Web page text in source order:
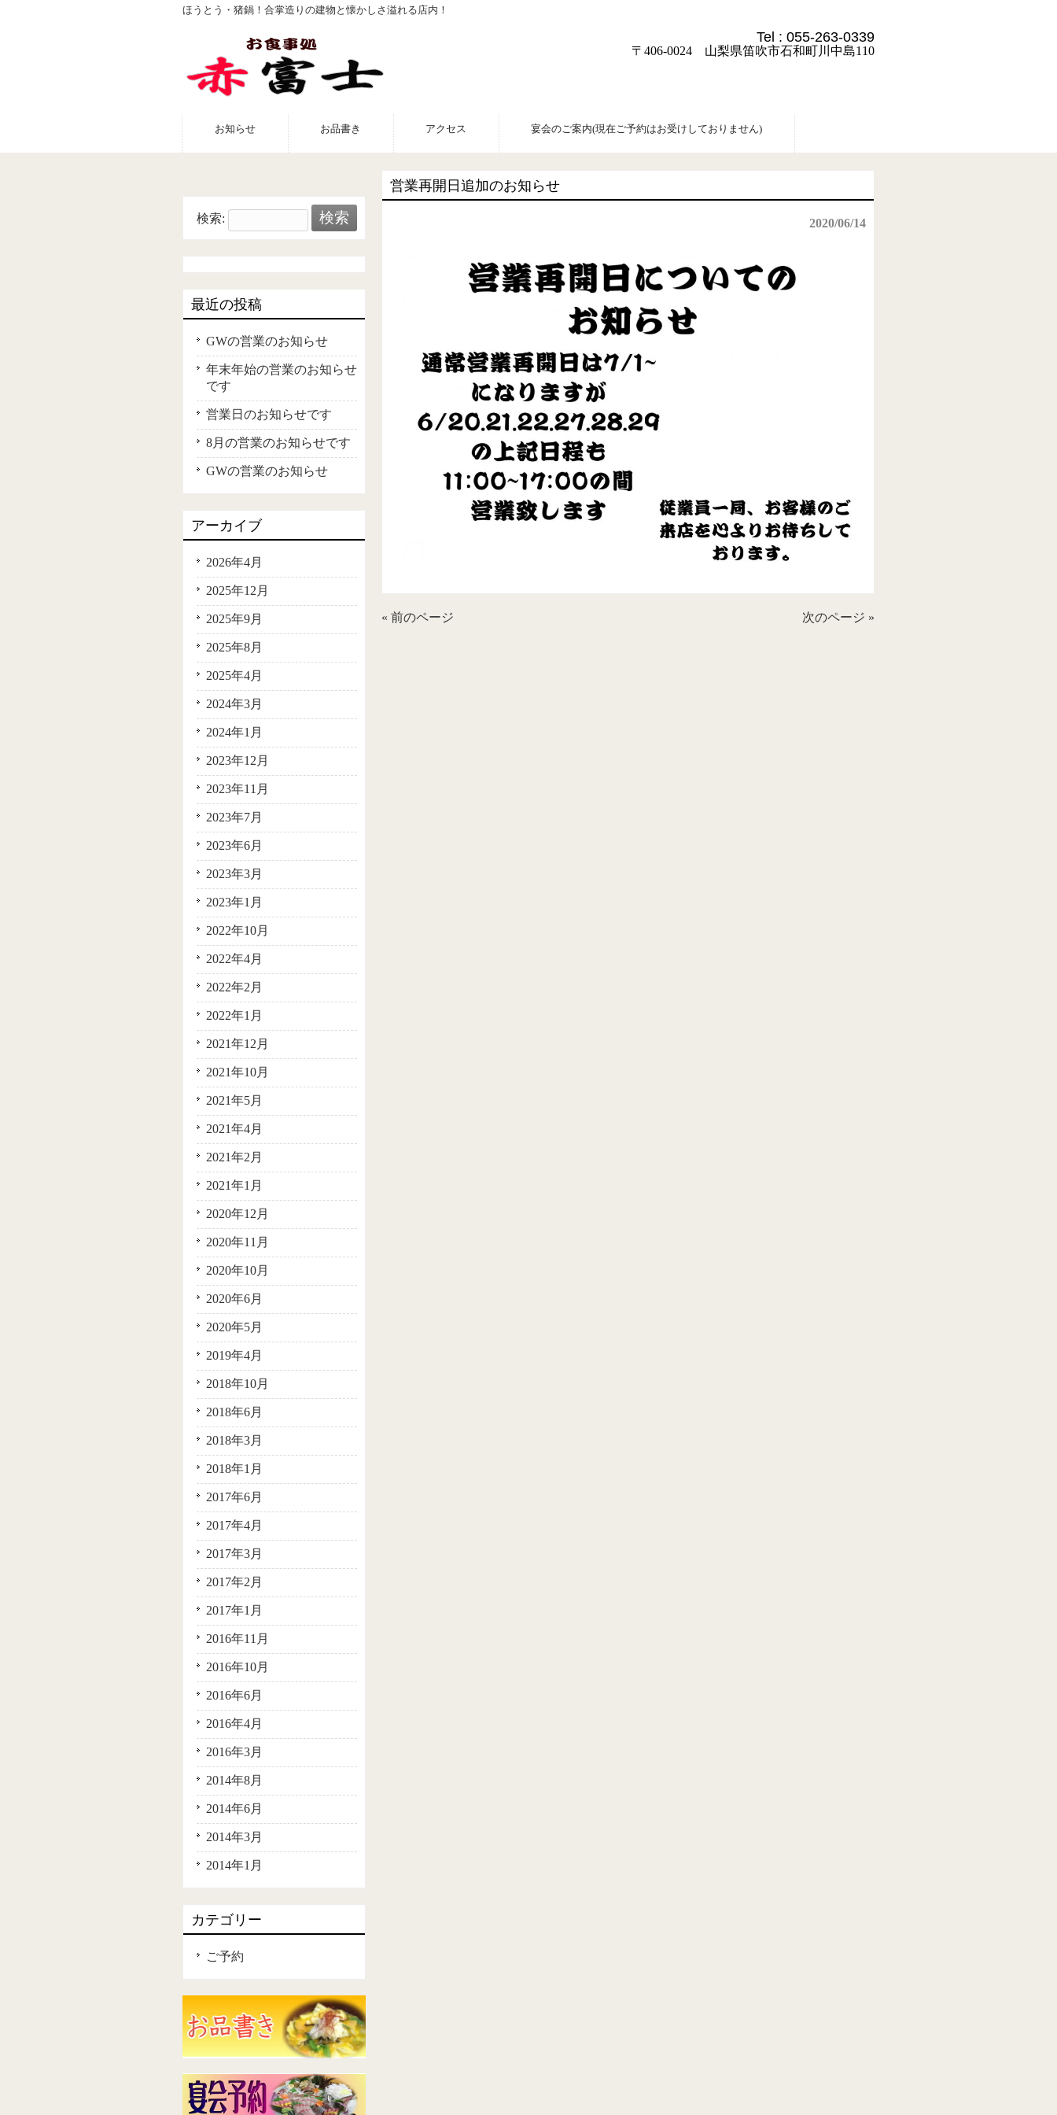
ほうとう・猪鍋！合掌造りの建物と懐かしさ溢れる店内！
Tel : 055-263-0339
〒406-0024 山梨県笛吹市石和町川中島110
お知らせ お品書き アクセス 宴会のご案内(現在ご予約はお受けしておりません)
営業再開日追加のお知らせ
2020/06/14
« 前のページ 次のページ »
検索:
最近の投稿
GWの営業のお知らせ
年末年始の営業のお知らせ
です
営業日のお知らせです
8月の営業のお知らせです
GWの営業のお知らせ
アーカイブ
2026年4月
2025年12月
2025年9月
2025年8月
2025年4月
2024年3月
2024年1月
2023年12月
2023年11月
2023年7月
2023年6月
2023年3月
2023年1月
2022年10月
2022年4月
2022年2月
2022年1月
2021年12月
2021年10月
2021年5月
2021年4月
2021年2月
2021年1月
2020年12月
2020年11月
2020年10月
2020年6月
2020年5月
2019年4月
2018年10月
2018年6月
2018年3月
2018年1月
2017年6月
2017年4月
2017年3月
2017年2月
2017年1月
2016年11月
2016年10月
2016年6月
2016年4月
2016年3月
2014年8月
2014年6月
2014年3月
2014年1月
カテゴリー
ご予約